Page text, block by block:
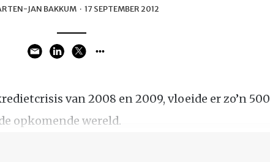
JAN BAKKUM · 17 SEPTEMBER 2012
van 2008 en 2009, vloeide er zo’n 500
opkomende wereld.